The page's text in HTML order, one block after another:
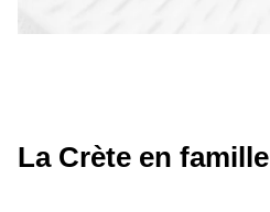
La Crète en famille